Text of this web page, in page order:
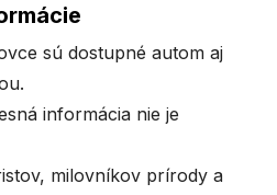
sú dostupné autom aj
informácia nie je
milovníkov prírody a